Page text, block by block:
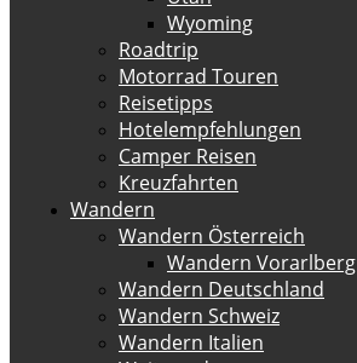
Wyoming
Roadtrip
Motorrad Touren
Reisetipps
Hotelempfehlungen
Camper Reisen
Kreuzfahrten
Wandern
Wandern Österreich
Wandern Vorarlberg
Wandern Deutschland
Wandern Schweiz
Wandern Italien